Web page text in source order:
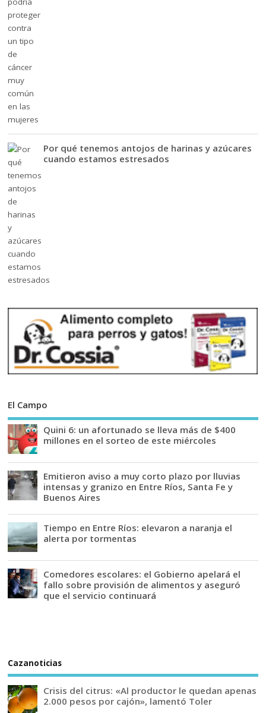
Por qué tenemos antojos de harinas y azúcares
cuando estamos estresados
El Campo
Quini 6: un afortunado se lleva más de $400
millones en el sorteo de este miércoles
Emitieron aviso a muy corto plazo por lluvias
intensas y granizo en Entre Ríos, Santa Fe y
Buenos Aires
Tiempo en Entre Ríos: elevaron a naranja el
alerta por tormentas
Comedores escolares: el Gobierno apelará el
fallo sobre provisión de alimentos y aseguró
que el servicio continuará
Cazanoticias
Crisis del citrus: «Al productor le quedan apenas
2.000 pesos por cajón», lamentó Toler